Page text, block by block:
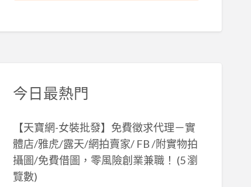
今日最熱門
【天寶網-女裝批發】免費徵求代理－實
體店/雅虎/露天/網拍賣家/ FB /附實物拍
攝圖/免費借圖，零風險創業兼職！ (5 瀏
覽數)